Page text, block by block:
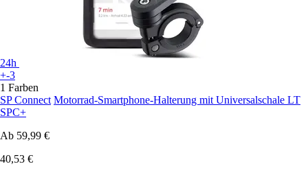
24h
+-3
1 Farben
SP Connect Motorrad-Smartphone-Halterung mit Universalschale LT
SPC+
Ab 59,99 €
40,53 €